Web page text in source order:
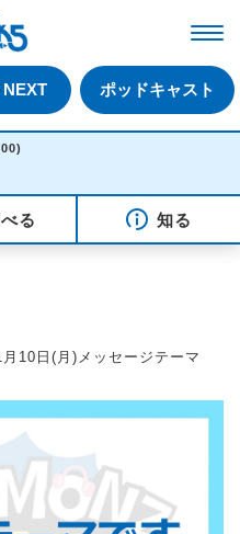
ポッドキャスト
る 知る
月10日(月)メッセージテーマ